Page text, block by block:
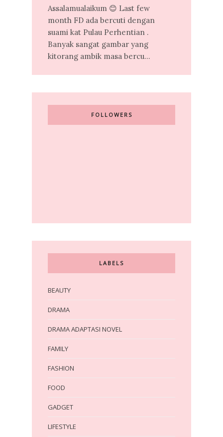
Assalamualaikum 😊 Last few
month FD ada bercuti dengan
suami kat Pulau Perhentian .
Banyak sangat gambar yang
kitorang ambik masa bercu...
FOLLOWERS
LABELS
BEAUTY
DRAMA
DRAMA ADAPTASI NOVEL
FAMILY
FASHION
FOOD
GADGET
LIFESTYLE